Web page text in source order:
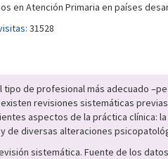
en Atención Primaria en países
31528
de profesional más adecuado
revisiones sistemáticas
aspectos de la práctica
de diversas alteraciones
sistemática. Fuente de los